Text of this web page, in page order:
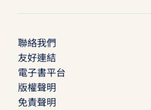
聯絡我們
友好連結
電子書平台
版權聲明
免責聲明